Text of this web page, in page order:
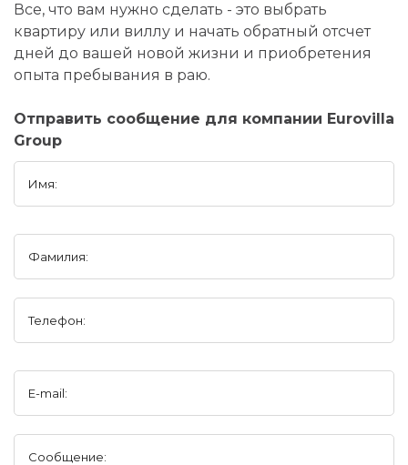
Все, что вам нужно сделать - это выбрать
квартиру или виллу и начать обратный отсчет
дней до вашей новой жизни и приобретения
опыта пребывания в раю.
Отправить сообщение для компании Eurovilla
Group
Имя:
Фамилия:
Телефон:
E-mail:
Сообщение: